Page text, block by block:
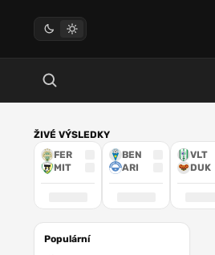
ŽIVÉ VÝSLEDKY
FER
MIT
BEN
ARI
VLT
DUK
Populární